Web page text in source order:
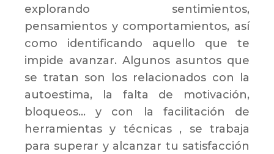
explorando sentimientos,
pensamientos y comportamientos, así
como identificando aquello que te
impide avanzar. Algunos asuntos que
se tratan son los relacionados con la
autoestima, la falta de motivación,
bloqueos… y con la facilitación de
herramientas y técnicas , se trabaja
para superar y alcanzar tu satisfacción